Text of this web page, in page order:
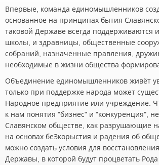
Впервые, команда единомышленников
основанное на принципах бытия
таковой Державе всегда поддерживаются
школы, и здравницы, общественные
собраний, назначенные правления,
необходимые в жизни общества
Объединение единомышленников живёт
только при поддержке народа может
Народное предприятие или учреждение.
к нам понятия "бизнес" и "конкуренция",
Славянском обществе, как разрушающие
на основах беЗкорыстия и радения об
можно создать условия для
Державы, в которой будут процветать